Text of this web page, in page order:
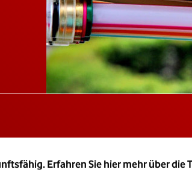
Erfahren Sie hier mehr über die